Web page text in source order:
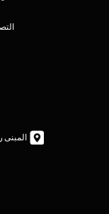
المبنى رقم 7، رقم 379، طريق سويد، منطقة